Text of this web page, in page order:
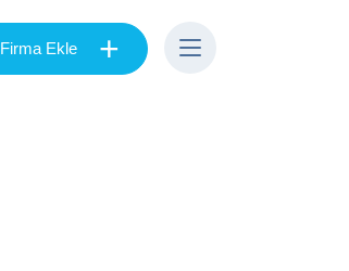
Firma Ekle +